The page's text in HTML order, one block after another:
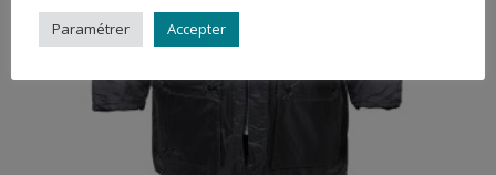
Paramétrer Accepter